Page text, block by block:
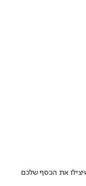
את הכסף שלכם